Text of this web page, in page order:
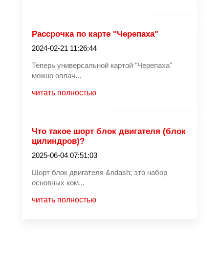
Рассрочка по карте "Черепаха"
2024-02-21 11:26:44
Теперь универсальной картой "Черепаха"
можно оплач...
читать полностью
Что такое шорт блок двигателя (блок
цилиндров)?
2025-06-04 07:51:03
Шорт блок двигателя &ndash; это набор
основных ком...
читать полностью